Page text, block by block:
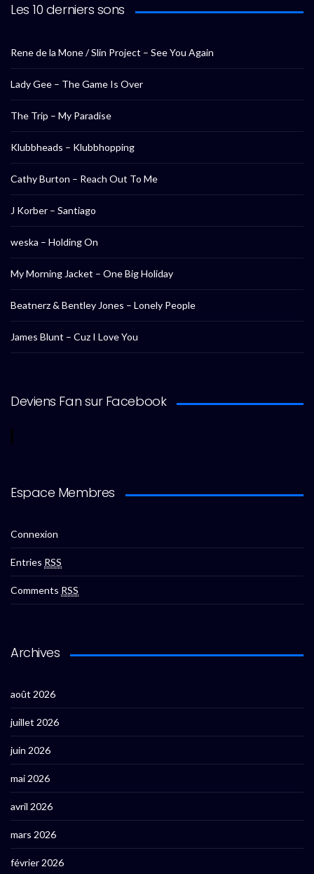
Les 10 derniers sons
Rene de la Mone / Slin Project – See You Again
Lady Gee – The Game Is Over
The Trip – My Paradise
Klubbheads – Klubbhopping
Cathy Burton – Reach Out To Me
J Korber – Santiago
weska – Holding On
My Morning Jacket – One Big Holiday
Beatnerz & Bentley Jones – Lonely People
James Blunt – Cuz I Love You
Deviens Fan sur Facebook
Espace Membres
Connexion
Entries RSS
Comments RSS
Archives
août 2026
juillet 2026
juin 2026
mai 2026
avril 2026
mars 2026
février 2026